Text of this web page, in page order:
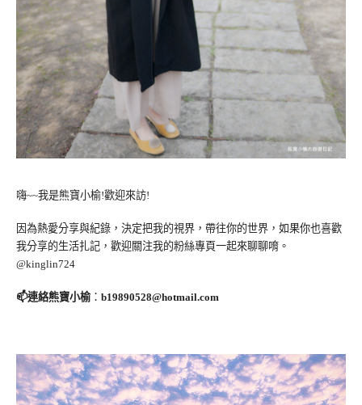
嗨~~我是熊寶小榆!歡迎來訪!
因為熱愛分享與紀錄，決定把我的視界，帶往你的世界，如果你也喜歡
我分享的生活扎記，歡迎關注我的粉絲專頁一起來聊聊唷。
@kinglin724
📫連絡熊寶小榆： b19890528@hotmail.com